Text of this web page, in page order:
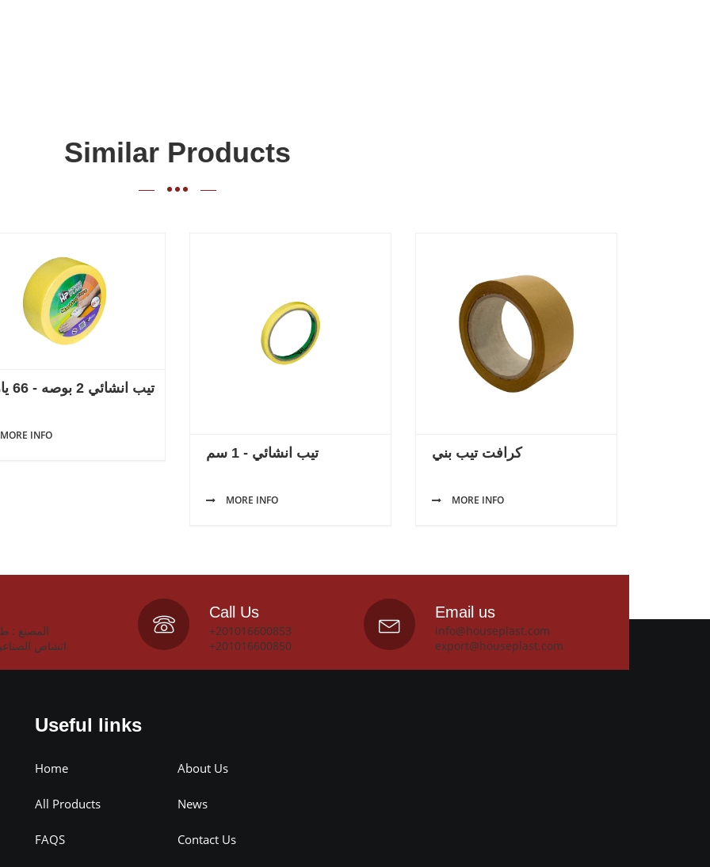
Similar Products
تيب انشائي 2 بوصه - 66 يارده
INFO
تيب انشائي - 1 سم
MORE INFO
كرافت تيب بني
MORE INFO
انشاص
Call Us
+201016600853
+201016600850
Email us
info@houseplast.com
export@houseplast.com
Useful links
Home About Us
All Products News
FAQS Contact Us